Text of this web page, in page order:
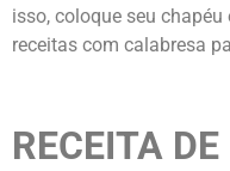
isso, coloque seu
receitas com calabresa
RECEITA